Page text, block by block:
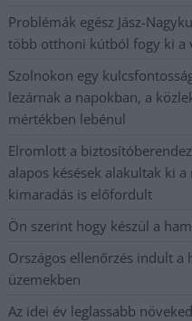
Problémák egész Jász-
több otthoni kútból fogy ki a
Szolnokon egy
lezárnak a napokban, a
mértékben lebénul
Elromlott a
alapos késések alakultak ki
kimaradás is előfordult
Ön szerint hogy készül a
Országos ellenőrzés indult
üzemekben
Az idei év leglassabb